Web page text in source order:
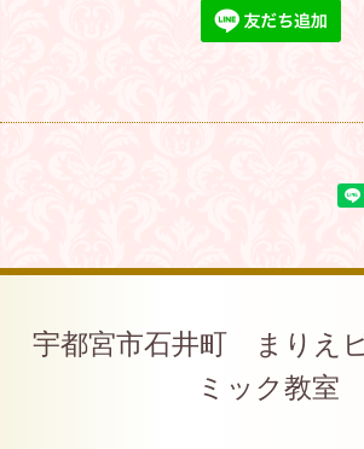
宇都宮市石井町 まりえ
ミック教室